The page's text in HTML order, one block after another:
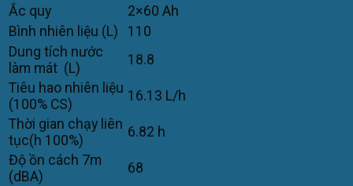
Ắc quy
2×60 Ah
Bình nhiên liệu (L)
110
Dung tích nước
làm mát (L)
18.8
Tiêu hao nhiên liệu
(100% CS)
16.13 L/h
Thời gian chạy liên
tục(h 100%)
6.82 h
Độ ồn cách 7m
(dBA)
68